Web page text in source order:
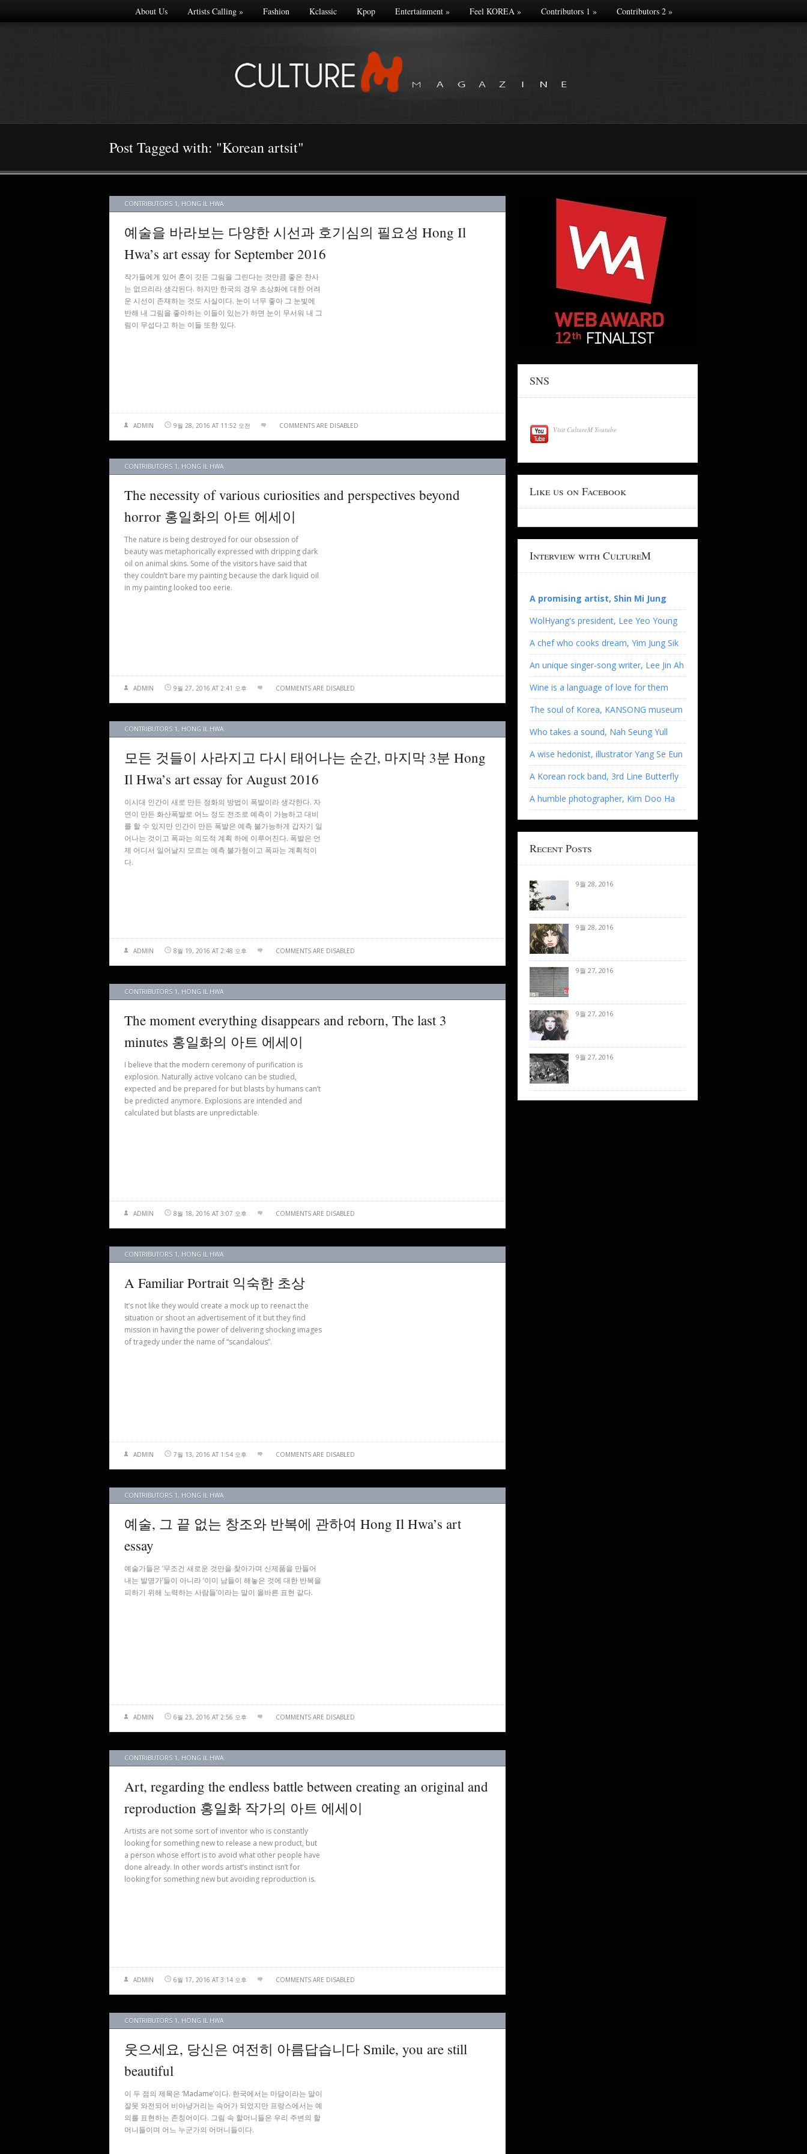
About Us Artists Calling» Fashion Kclassic Kpop Entertainment» Feel KOREA» Contributors 1 » Contributors 2»
Post Tagged with: "Korean artsit"
CONTRIBUTORS 1, HONG IL HWA
예술을 바라보는 다양한 시선과 호기심의 필요성 Hong Il
Hwa’s art essay for September 2016
작가들에게 있어 혼이 깃든 그림을 그린다는 것만큼 좋은 찬사
는 없으리라 생각된다. 하지만 한국의 경우 초상화에 대한 어려
운 시선이 존재하는 것도 사실이다. 눈이 너무 좋아 그 눈빛에
반해 내 그림을 좋아하는 이들이 있는가 하면 눈이 무서워 내 그
림이 무섭다고 하는 이들 또한 있다.
ADMIN 9월 28, 2016 AT 11:52 오전 COMMENTS ARE DISABLED
CONTRIBUTORS 1, HONG IL HWA
The necessity of various curiosities and perspectives beyond
horror 홍일화의 아트 에세이
The nature is being destroyed for our obsession of
beauty was metaphorically expressed with dripping dark
oil on animal skins. Some of the visitors have said that
they couldn’t bare my painting because the dark liquid oil
in my painting looked too eerie.
ADMIN 9월 27, 2016 AT 2:41 오후 COMMENTS ARE DISABLED
CONTRIBUTORS 1, HONG IL HWA
모든 것들이 사라지고 다시 태어나는 순간, 마지막 3분 Hong
Il Hwa’s art essay for August 2016
이시대 인간이 새로 만든 정화의 방법이 폭발이라 생각한다. 자
연이 만든 화산폭발로 어느 정도 전조로 예측이 가능하고 대비
를 할 수 있지만 인간이 만든 폭발은 예측 불가능하게 갑자기 일
어나는 것이고 폭파는 의도적 계획 하에 이루어진다. 폭발은 언
제 어디서 일어날지 모르는 예측 불가형이고 폭파는 계획적이
다.
ADMIN 8월 19, 2016 AT 2:48 오후 COMMENTS ARE DISABLED
CONTRIBUTORS 1, HONG IL HWA
The moment everything disappears and reborn, The last 3
minutes 홍일화의 아트 에세이
I believe that the modern ceremony of purification is
explosion. Naturally active volcano can be studied,
expected and be prepared for but blasts by humans can’t
be predicted anymore. Explosions are intended and
calculated but blasts are unpredictable.
ADMIN 8월 18, 2016 AT 3:07 오후 COMMENTS ARE DISABLED
CONTRIBUTORS 1, HONG IL HWA
A Familiar Portrait 익숙한 초상
It’s not like they would create a mock up to reenact the
situation or shoot an advertisement of it but they find
mission in having the power of delivering shocking images
of tragedy under the name of “scandalous”.
ADMIN 7월 13, 2016 AT 1:54 오후 COMMENTS ARE DISABLED
CONTRIBUTORS 1, HONG IL HWA
예술, 그 끝 없는 창조와 반복에 관하여 Hong Il Hwa’s art
essay
예술가들은 ‘무조건 새로운 것만을 찾아가며 신제품을 만들어
내는 발명가’들이 아니라 ‘이미 남들이 해놓은 것에 대한 반복을
피하기 위해 노력하는 사람들’이라는 말이 올바른 표현 같다.
ADMIN 6월 23, 2016 AT 2:56 오후 COMMENTS ARE DISABLED
CONTRIBUTORS 1, HONG IL HWA
Art, regarding the endless battle between creating an original and
reproduction 홍일화 작가의 아트 에세이
Artists are not some sort of inventor who is constantly
looking for something new to release a new product, but
a person whose effort is to avoid what other people have
done already. In other words artist’s instinct isn’t for
looking for something new but avoiding reproduction is.
ADMIN 6월 17, 2016 AT 3:14 오후 COMMENTS ARE DISABLED
CONTRIBUTORS 1, HONG IL HWA
웃으세요, 당신은 여전히 아름답습니다 Smile, you are still
beautiful
이 두 점의 제목은 ‘Madame’이다. 한국에서는 마담이라는 말이
잘못 와전되어 비아냥거리는 속어가 되었지만 프랑스에서는 예
의를 표현하는 존칭어이다. 그림 속 할머니들은 우리 주변의 할
머니들이며 어느 누군가의 어머니들이다.
SNS
Visit CultureM Youtube
Like us on Facebook
Interview with CultureM
A promising artist, Shin Mi Jung
WolHyang's president, Lee Yeo Young
A chef who cooks dream, Yim Jung Sik
An unique singer-song writer, Lee Jin Ah
Wine is a language of love for them
The soul of Korea, KANSONG museum
Who takes a sound, Nah Seung Yull
A wise hedonist, illustrator Yang Se Eun
A Korean rock band, 3rd Line Butterfly
A humble photographer, Kim Doo Ha
Recent Posts
9월 28, 2016
9월 28, 2016
9월 27, 2016
9월 27, 2016
9월 27, 2016